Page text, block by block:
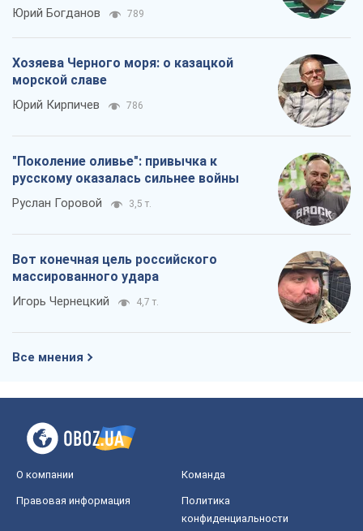
Юрий Богданов 789
Хозяева Черного моря: о казацкой
морской славе
Юрий Кирпичев 786
"Поколение оливье": привычка к
русскому оказалась сильнее войны
Руслан Горовой 3,5 т.
Вот конечная цель российского
массированного удара
Игорь Чернецкий 4,7 т.
Все мнения
О компании Команда
Правовая информация
Политика
конфиденциальности